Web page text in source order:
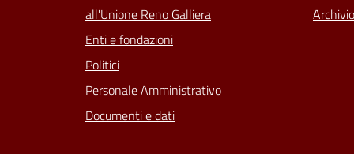
all'Unione Reno Galliera
Enti e fondazioni
Politici
Personale Amministrativo
Documenti e dati